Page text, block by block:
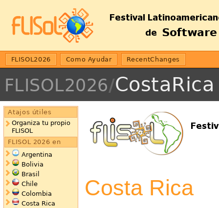
FLISOL2026 Como Ayudar RecentChanges
FLISOL2026/CostaRica
Atajos útiles
Organiza tu propio
FLISOL
FLISOL 2026 en
Argentina
Bolivia
Brasil
Chile
Colombia
Costa Rica
Costa Rica